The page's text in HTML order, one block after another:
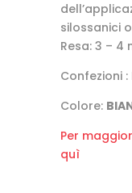
silossanici
Resa: 3 –
Confezioni :
Colore:
Per
quì